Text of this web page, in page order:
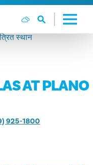
AT PLANO
925-1800